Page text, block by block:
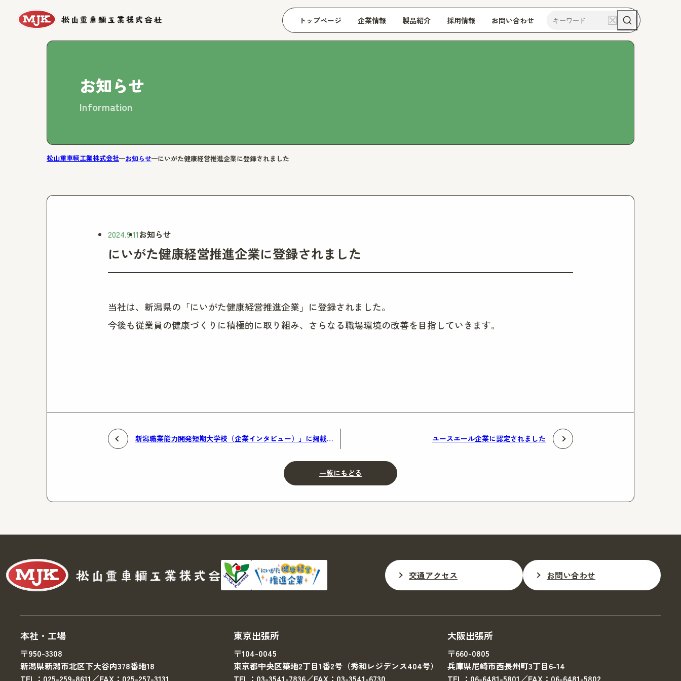
トップページ 企業情報 製品紹介 採用情報 お問い合わせ
お知らせ
Information
松山重車輌工業株式会社 お知らせ にいがた健康経営推進企業に登録されました
2024.9.11お知らせ
にいがた健康経営推進企業に登録されました
当社は、新潟県の「にいがた健康経営推進企業」に登録されました。
今後も従業員の健康づくりに積極的に取り組み、さらなる職場環境の改善を目指していきます。
新潟職業能力開発短期大学校（企業インタビュー）」に掲載されました ユースエール企業に認定されました
一覧にもどる
交通アクセス お問い合わせ
本社・工場
〒950-3308
新潟県新潟市北区下大谷内378番地18
TEL：025-259-8611／FAX：025-257-3131
東京出張所
〒104-0045
東京都中央区築地2丁目1番2号（秀和レジデンス404号）
TEL：03-3541-7836／FAX：03-3541-6730
大阪出張所
〒660-0805
兵庫県尼崎市西長州町3丁目6-14
TEL：06-6481-5801／FAX：06-6481-5802